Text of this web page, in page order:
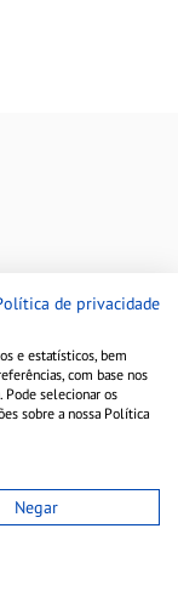
reservados.
de privacidade
e estatísticos, bem
com base nos
Pode selecionar os
sobre a nossa Política
Negar